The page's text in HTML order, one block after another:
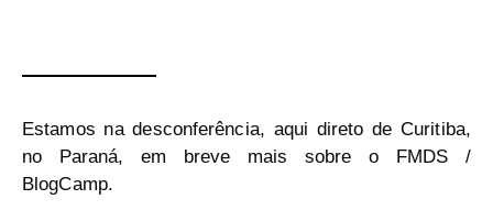
Estamos na desconferência, aqui direto de Curitiba,
no Paraná, em breve mais sobre o FMDS /
BlogCamp.